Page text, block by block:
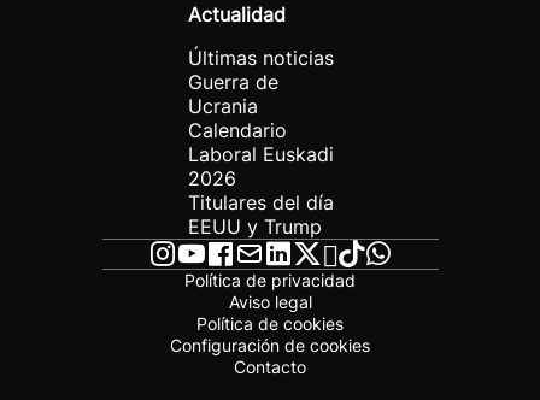
Actualidad
Últimas noticias
Guerra de
Ucrania
Calendario
Laboral Euskadi
2026
Titulares del día
EEUU y Trump
Política de privacidad
Aviso legal
Política de cookies
Configuración de cookies
Contacto